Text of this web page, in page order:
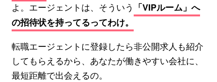
よ。エージェントは、そういう 「VIPルーム」へ
の招待状を持ってるってわけ。
転職エージェントに登録したら非公開求人も紹介
してもらえるから、あなたが働きやすい会社に、
最短距離で出会えるの。